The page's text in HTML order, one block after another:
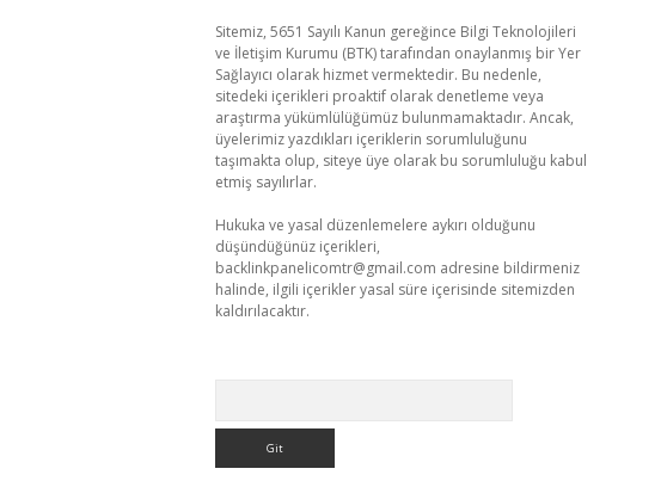
Sitemiz, 5651 Sayılı Kanun gereğince Bilgi Teknolojileri
ve İletişim Kurumu (BTK) tarafından onaylanmış bir Yer
Sağlayıcı olarak hizmet vermektedir. Bu nedenle,
sitedeki içerikleri proaktif olarak denetleme veya
araştırma yükümlülüğümüz bulunmamaktadır. Ancak,
üyelerimiz yazdıkları içeriklerin sorumluluğunu
taşımakta olup, siteye üye olarak bu sorumluluğu kabul
etmiş sayılırlar.
Hukuka ve yasal düzenlemelere aykırı olduğunu
düşündüğünüz içerikleri,
backlinkpanelicomtr@gmail.com adresine bildirmeniz
halinde, ilgili içerikler yasal süre içerisinde sitemizden
kaldırılacaktır.